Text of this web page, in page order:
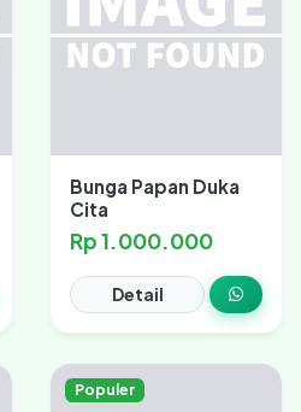
Bunga Papan Duka
Cita
Rp 1.000.000
Detail
Populer